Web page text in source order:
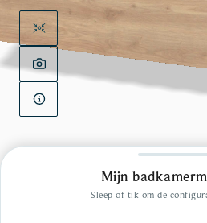
Mijn
Sleep of tik om de